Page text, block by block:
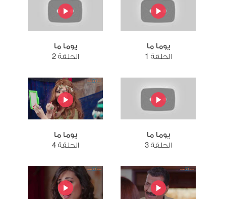
يوما ما
الحلقة 1
يوما ما
الحلقة 2
يوما ما
الحلقة 3
يوما ما
الحلقة 4